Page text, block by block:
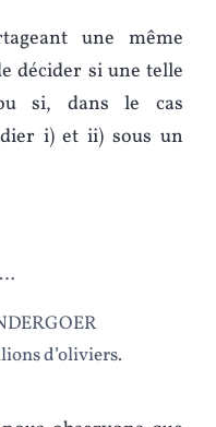
une même
décider si une telle
si, dans le cas
i) et ii) sous un
d’oliviers.